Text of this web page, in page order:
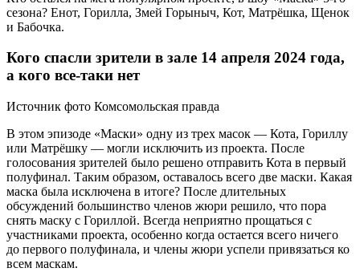
сезона? Енот, Горилла, Змей Горыныч, Кот, Матрёшка, Щенок
и Бабочка.
Кого спасли зрители в зале 14 апреля 2024 года,
а кого все-таки нет
Источник фото Комсомольская правда
В этом эпизоде «Маски» одну из трех масок — Кота, Гориллу
или Матрёшку — могли исключить из проекта. После
голосования зрителей было решено отправить Кота в первый
полуфинал. Таким образом, оставалось всего две маски. Какая
маска была исключена в итоге? После длительных
обсуждений большинство членов жюри решило, что пора
снять маску с Гориллой. Всегда неприятно прощаться с
участниками проекта, особенно когда остается всего ничего
до первого полуфинала, и члены жюри успели привязаться ко
всем маскам.